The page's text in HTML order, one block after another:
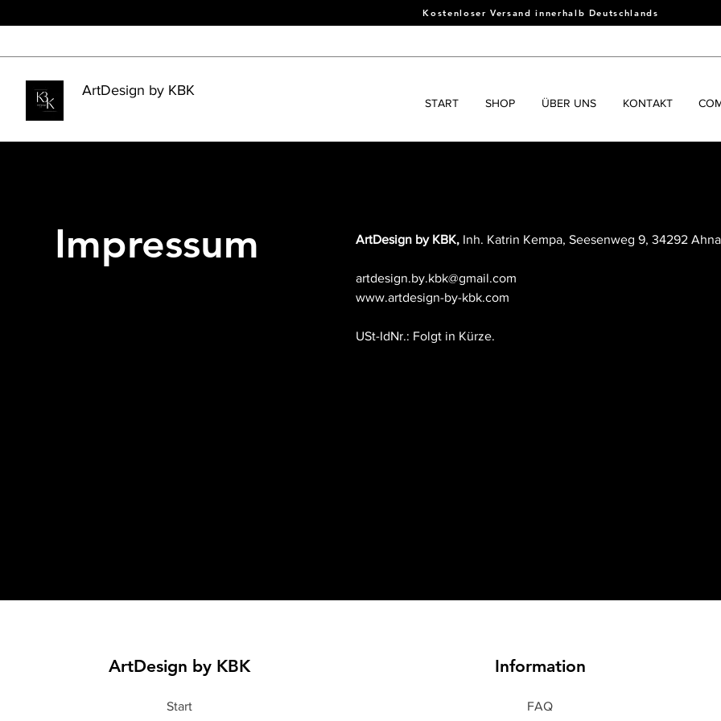
Kostenloser Versand innerhalb Deutschlands
ArtDesign by KBK
START SHOP ÜBER UNS KONTAKT
Impressum ArtDesign by KBK, Inh. Katrin Kempa, Seesenweg 9, 34292
artdesign.by.kbk@gmail.com
www.artdesign-by-kbk.com
USt-IdNr.: Folgt in Kürze.
ArtDesign by KBK
Start
Information
FAQ